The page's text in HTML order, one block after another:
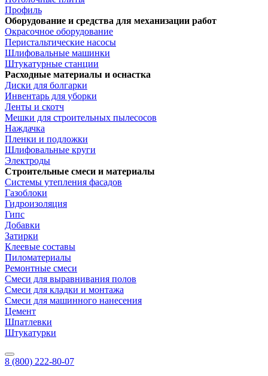
Профиль
Оборудование и средства для механизации работ
Окрасочное оборудование
Перистальтические насосы
Шлифовальные машинки
Штукатурные станции
Расходные материалы и оснастка
Диски для болгарки
Инвентарь для уборки
Ленты и скотч
Мешки для строительных пылесосов
Наждачка
Пленки и подложки
Шлифовальные круги
Электроды
Строительные смеси и материалы
Системы утепления фасадов
Газоблоки
Гидроизоляция
Гипс
Добавки
Затирки
Клеевые составы
Пиломатериалы
Ремонтные смеси
Смеси для выравнивания полов
Смеси для кладки и монтажа
Смеси для машинного нанесения
Цемент
Шпатлевки
Штукатурки
8 (800) 222-80-07